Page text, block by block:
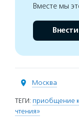
Вместе мы
Москва
ТЕГИ: приобщение к
чтения»